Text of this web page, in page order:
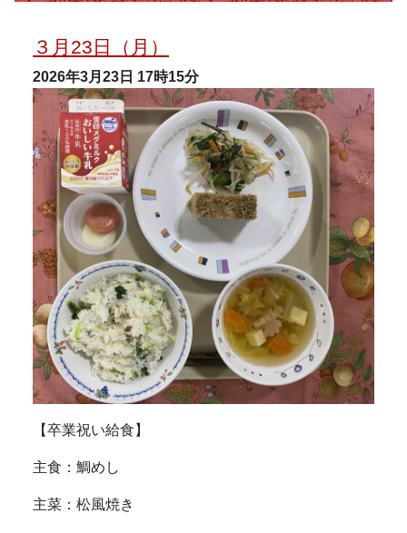
３月23日（月）
2026年3月23日 17時15分
【卒業祝い給食】
主食：鯛めし
主菜：松風焼き